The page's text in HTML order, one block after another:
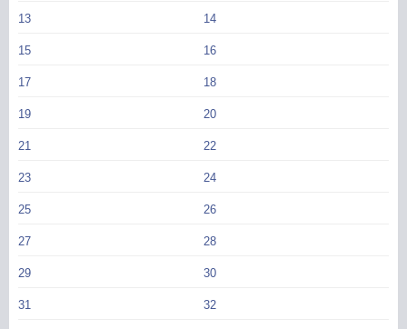
13 14
15 16
17 18
19 20
21 22
23 24
25 26
27 28
29 30
31 32